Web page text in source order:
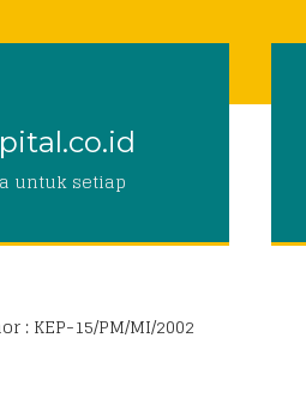
untuk setiap
KEP-15/PM/MI/2002